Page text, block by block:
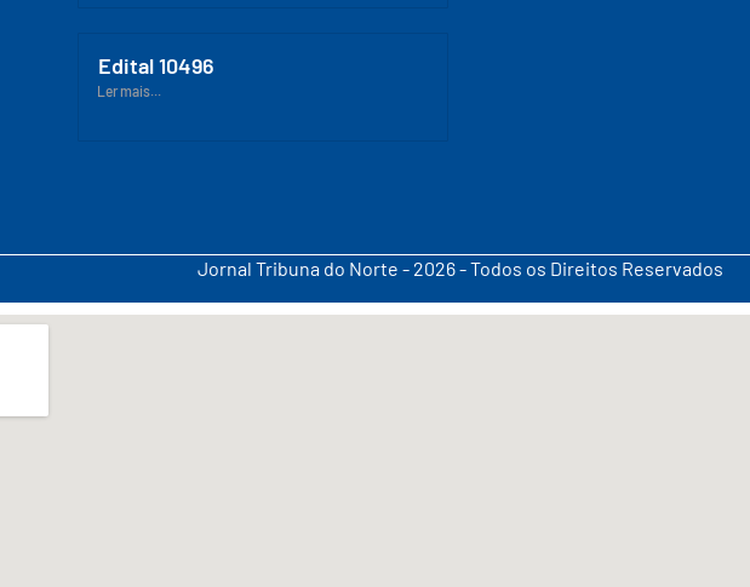
Edital 10496
Ler mais...
Jornal Tribuna do Norte - 2026 - Todos os Direitos Reservados